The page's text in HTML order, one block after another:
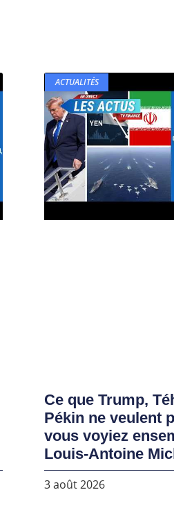
ACTUALITÉS
Ce que Trump,
Pékin ne veulent
vous voyiez
Louis-Antoine
3 août 2026